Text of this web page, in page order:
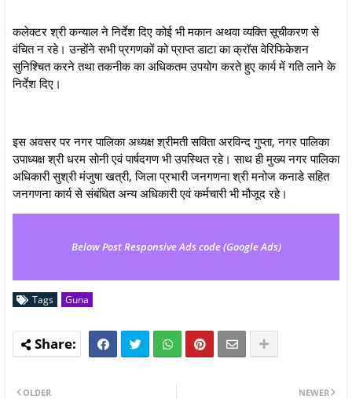
कलेक्टर श्री कन्याल ने निर्देश दिए कोई भी मकान अथवा व्यक्ति सूचीकरण से
वंचित न रहे। उन्होंने सभी प्रगणकों को प्राप्त डाटा का क्रॉस वेरिफिकेशन
सुनिश्चित करने तथा तकनीक का अधिकतम उपयोग करते हुए कार्य में गति लाने के
निर्देश दिए।
इस अवसर पर नगर पालिका अध्यक्ष श्रीमती सविता अरविन्‍द गुप्‍ता, नगर पालिका
उपाध्यक्ष श्री धरम सोनी एवं पार्षदगण भी उपस्थित रहे। साथ ही मुख्य नगर पालिका
अधिकारी सुश्री मंजुषा खत्री, जिला प्रभारी जनगणना श्री मनोज कनाडे सहित
जनगणना कार्य से संबंधित अन्य अधिकारी एवं कर्मचारी भी मौजूद रहे।
Below Post Responsive Ads code (Google Ads)
Tags Guna
NEWER
OLDER